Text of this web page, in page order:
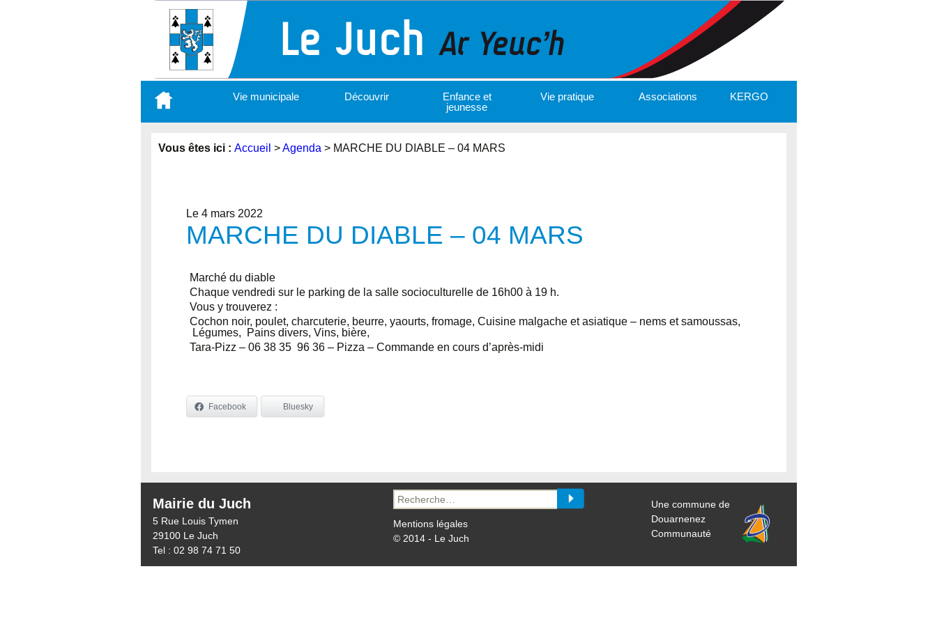
contenu
Vie municipale Découvrir
Enfance et
jeunesse
Vie pratique Associations KERGO
Vous êtes ici : Accueil >Agenda > MARCHE DU DIABLE – 04 MARS
Le 4 mars 2022
MARCHE DU DIABLE – 04 MARS
Marché du diable
Chaque vendredi sur le parking de la salle socioculturelle de 16h00 à 19 h.
Vous y trouverez :
Cochon noir, poulet, charcuterie, beurre, yaourts, fromage, Cuisine malgache et asiatique – nems et samoussas,
Légumes, Pains divers, Vins, bière,
Tara-Pizz – 06 38 35 96 36 – Pizza – Commande en cours d’après-midi
Facebook Bluesky
Mairie du Juch
5 Rue Louis Tymen
29100 Le Juch
Tel : 02 98 74 71 50
Recherche
pour :
Mentions légales
© 2014 - Le Juch
Une commune de
Douarnenez
Communauté